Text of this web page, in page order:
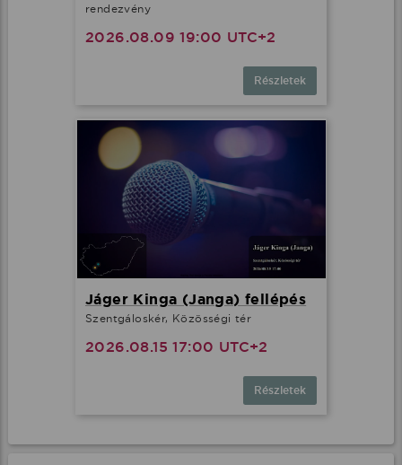
rendezvény
2026.08.09 19:00 UTC+2
Részletek
Jáger Kinga (Janga) fellépés
Szentgáloskér, Közösségi tér
2026.08.15 17:00 UTC+2
Részletek